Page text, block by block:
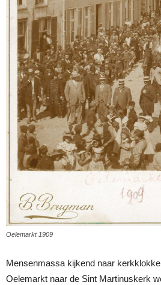
Oelemarkt 1909
Mensenmassa kijkend naar
Oelemarkt naar de Sint Martinuskerk